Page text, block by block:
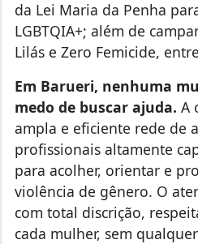
da Lei Maria da Penha
LGBTQIA+; além de
Lilás e Zero Femicide,
Em Barueri, nenhuma
medo de buscar ajuda. A
ampla e eficiente rede de
profissionais altamente
para acolher, orientar e
violência de gênero. O
com total discrição,
cada mulher, sem